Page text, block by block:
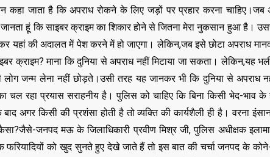
जाता है कि अपराध रोकने के लिए जड़ों पर प्रहार करना चाहिए।जब
हूं कि साइबर क्राइम का शिकार होने से जितना मेरा नुकसान हुआ है।
यहां की अदालत में पेश करने में हो जाएगा। लेकिन,जब इसे छोटा अपराध
माना कि दुनिया से अपराध नहीं मिटाया जा सकता। लेकिन,यह
जन्म लेना नहीं छोड़ते।उसी तरह यह जानकर भी कि दुनिया से अपराध
रहा प्रयास सराहनीय है। पुलिस को चाहिए कि बिना किसी भेद-भाव के
अगर किसी की प्रशंसा होती है तो व्यक्ति की कार्यशैली ही है। वरना
जनपद मऊ के जिलाधिकारी प्रवीण मिश्र जी, पुलिस अधीक्षक
को खुद सुनते हुए देखे जाते हैं तो इस बात की चर्चा जनपद के